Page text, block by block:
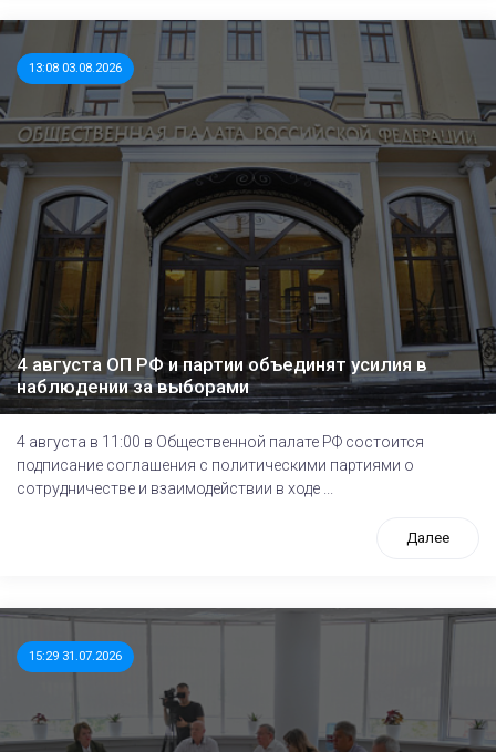
13:08 03.08.2026
4 августа ОП РФ и партии объединят усилия в
наблюдении за выборами
4 августа в 11:00 в Общественной палате РФ состоится
подписание соглашения с политическими партиями о
сотрудничестве и взаимодействии в ходе ...
Далее
15:29 31.07.2026